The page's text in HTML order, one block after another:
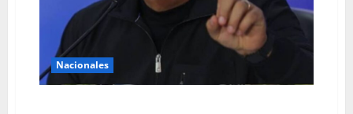
Nacionales